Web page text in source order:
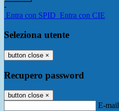
-
Entra con SPID Entra con CIE
Seleziona utente
button close ×
Recupero password
button close ×
E-mail